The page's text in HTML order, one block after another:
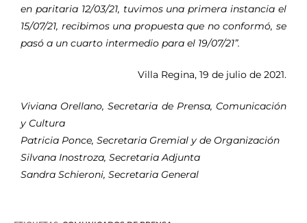
en paritaria 12/03/21, tuvimos una primera instancia el
15/07/21, recibimos una propuesta que no conformó, se
pasó a un cuarto intermedio para el 19/07/21”.
Villa Regina, 19 de julio de 2021.
Viviana Orellano, Secretaria de Prensa, Comunicación
y Cultura
Patricia Ponce, Secretaria Gremial y de Organización
Silvana Inostroza, Secretaria Adjunta
Sandra Schieroni, Secretaria General